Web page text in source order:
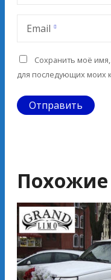
Email
Сохранить моё
для последующих моих